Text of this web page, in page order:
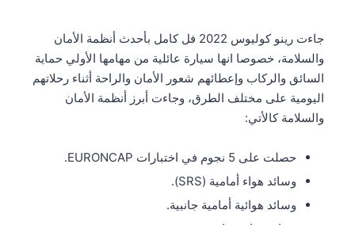
جاءت رينو كوليوس 2022 فل كامل بأحدث أنظمة الأمان
والسلامة، خصوصا انها سيارة عائلية من مهامها الأولي حماية
السائق والركاب وإعطائهم شعور الأمان والراحة أثناء رحلاتهم
اليومية على مختلف الطرق، وجاءت أبرز أنظمة الأمان
والسلامة كالأتي:
حصلت على 5 نجوم في اختبارات EURONCAP.
وسائد هواء أمامية (SRS).
وسائد هوائية أمامية جانبية.